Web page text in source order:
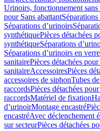
Urinoirs, fonctionnement sans
pour Sans abattant
Séparations d’urinoirs
synthétiquePièces détachées
synthétiqueSéparations
Séparations d’urinoirs en verre
sanitairePièces détachées
sanitaireAccessoiresPièces
accessoires de siphonTubes
raccordsPièces détachées
raccordsMatériel de fixation
dʼurinoirMontage encastré
encastréAvec déclenchement
sur secteurPièces détachées